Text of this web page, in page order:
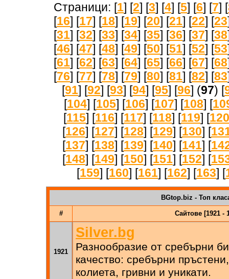
Страници: [1] [2] [3] [4] [5] [6] [7] [
[16] [17] [18] [19] [20] [21] [22] [23
[31] [32] [33] [34] [35] [36] [37] [38
[46] [47] [48] [49] [50] [51] [52] [53
[61] [62] [63] [64] [65] [66] [67] [68
[76] [77] [78] [79] [80] [81] [82] [83
[91] [92] [93] [94] [95] [96] (97) [
[104] [105] [106] [107] [108] [
[115] [116] [117] [118] [119] [120
[126] [127] [128] [129] [130] [
[137] [138] [139] [140] [141] [
[148] [149] [150] [151] [152] [
[159] [160] [161] [162] [163] [
BGtop.biz - Топ
# Сайтове [1921 -
1921
Silver.bg
Разнообразие от сребърни
качество: сребърни
колиета, гривни и уникати.